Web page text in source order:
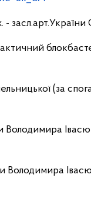
-
(за
Володимира
Володимира